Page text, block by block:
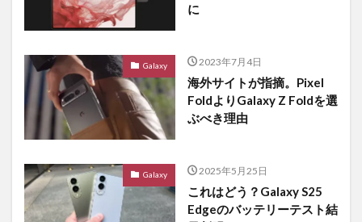
に
Galaxy 2023年7月4日
海外サイトが指摘。Pixel
FoldよりGalaxy Z Foldを選
ぶべき理由
Galaxy 2025年5月25日
これはどう？Galaxy S25
Edgeのバッテリーテスト結